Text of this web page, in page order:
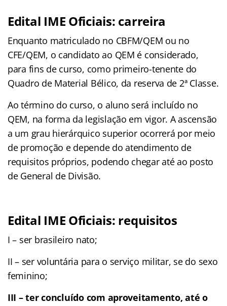
Edital IME Oficiais: carreira
Enquanto matriculado no CBFM/QEM ou no
CFE/QEM, o candidato ao QEM é considerado,
para fins de curso, como primeiro-tenente do
Quadro de Material Bélico, da reserva de 2ª Classe.
Ao término do curso, o aluno será incluído no
QEM, na forma da legislação em vigor. A ascensão
a um grau hierárquico superior ocorrerá por meio
de promoção e depende do atendimento de
requisitos próprios, podendo chegar até ao posto
de General de Divisão.
Edital IME Oficiais: requisitos
I – ser brasileiro nato;
II – ser voluntária para o serviço militar, se do sexo
feminino;
III – ter concluído com aproveitamento, até o